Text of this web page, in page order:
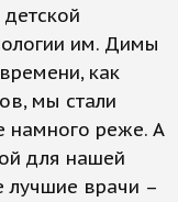
им. Димы
как
мы стали
намного реже. А
для нашей
лучшие врачи –